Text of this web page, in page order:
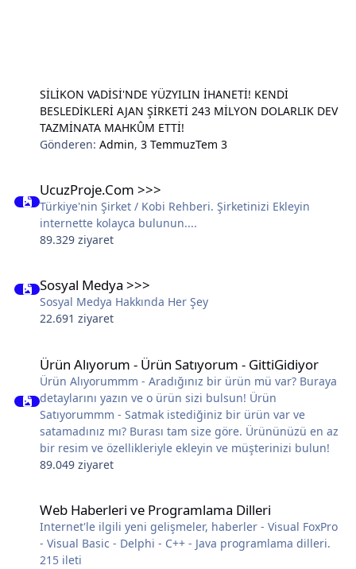
SİLİKON VADİSİ'NDE YÜZYILIN İHANETİ! KENDİ
BESLEDİKLERİ AJAN ŞİRKETİ 243 MİLYON DOLARLIK DEV
TAZMİNATA MAHKÛM ETTİ!
Gönderen:Admin,3 TemmuzTem 3
UcuzProje.Com >>>
Türkiye'nin Şirket / Kobi Rehberi. Şirketinizi Ekleyin
internette kolayca bulunun....
89.329 ziyaret
Sosyal Medya >>>
Sosyal Medya Hakkında Her Şey
22.691 ziyaret
Ürün Alıyorum - Ürün Satıyorum - GittiGidiyor
Ürün Alıyorummm - Aradığınız bir ürün mü var? Buraya
detaylarını yazın ve o ürün sizi bulsun! Ürün
Satıyorummm - Satmak istediğiniz bir ürün var ve
satamadınız mı? Burası tam size göre. Ürününüzü en az
bir resim ve özellikleriyle ekleyin ve müşterinizi bulun!
89.049 ziyaret
Web Haberleri ve Programlama Dilleri
Internet'le ilgili yeni gelişmeler, haberler - Visual FoxPro
- Visual Basic - Delphi - C++ - Java programlama dilleri.
215 ileti